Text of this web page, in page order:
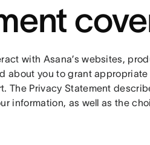
with Asana’s websites,
about you to grant
The Privacy Statement
information, as well as the